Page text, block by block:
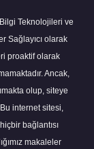
Teknolojileri ve
Sağlayıcı olarak
proaktif olarak
Ancak,
olup, siteye
internet sitesi,
bağlantısı
makaleler